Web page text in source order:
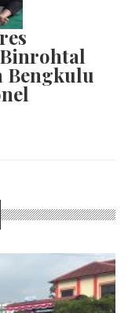
Bengkulu